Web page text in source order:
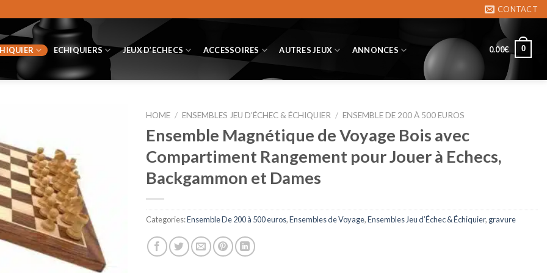
CONTACT
ECHIQUIERS JEUX D’ECHECS ACCESSOIRES AUTRES JEUX ANNONCES 0.00€ 0
HOME / ENSEMBLES JEU D’ÉCHEC & ÉCHIQUIER / ENSEMBLE DE 200 À 500 EUROS
Ensemble Magnétique de Voyage Bois avec
Compartiment Rangement pour Jouer à Echecs,
Backgammon et Dames
Categories:Ensemble De 200 à 500 euros,Ensembles de Voyage,Ensembles Jeu d’Échec & Échiquier, gravure